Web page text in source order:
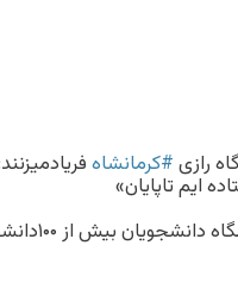
رازی#کرمانشاه
ایم تاپایان»
روزهای ۲۴و ۲۵آبان